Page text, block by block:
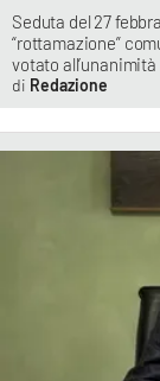
Seduta del 27
“rottamazione”
votato all’unanimità
Redazione